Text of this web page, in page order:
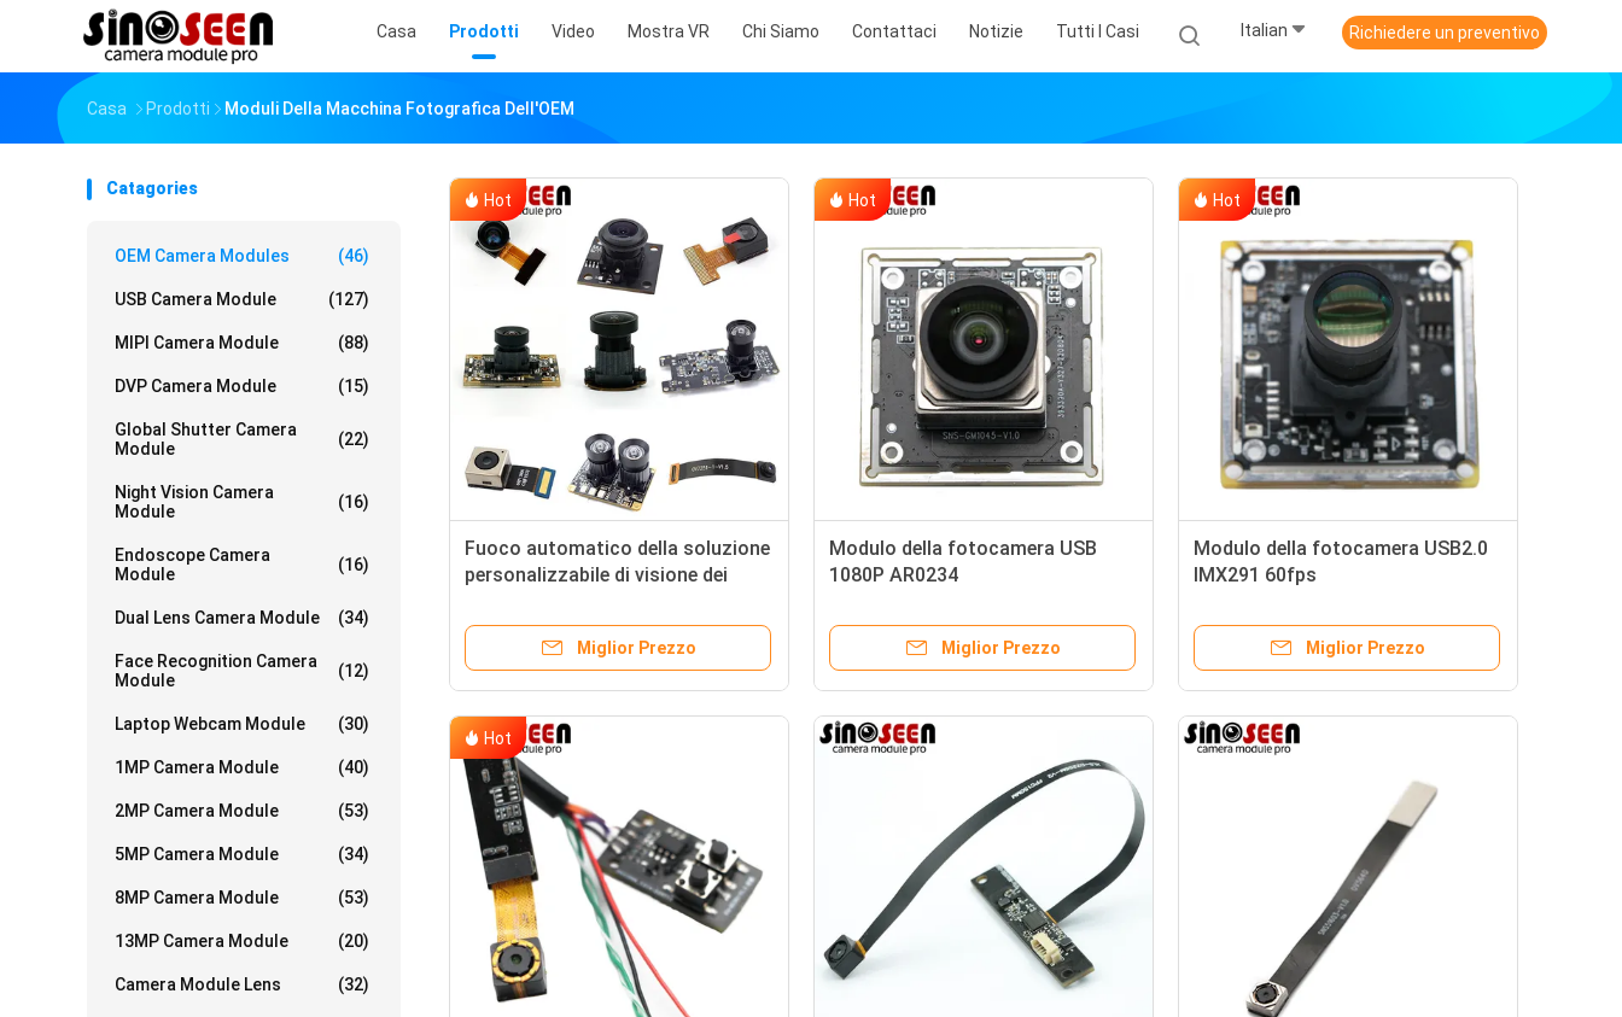
Casa Prodotti Video Mostra VR Chi Siamo Contattaci Notizie Tutti I Casi Italian Richiedere un preventivo
Casa Prodotti Moduli Della Macchina Fotografica Dell'OEM
Catagories
OEM Camera Modules (46)
USB Camera Module (127)
MIPI Camera Module (88)
DVP Camera Module (15)
Global Shutter Camera
Module
(22)
Night Vision Camera
Module
(16)
Endoscope Camera
Module
(16)
Dual Lens Camera Module (34)
Face Recognition Camera
Module
(12)
Laptop Webcam Module (30)
1MP Camera Module (40)
2MP Camera Module (53)
5MP Camera Module (34)
8MP Camera Module (53)
13MP Camera Module (20)
Camera Module Lens (32)
Hot
Fuoco automatico della soluzione
personalizzabile di visione dei
dell'OEM di USB MIPI DVP
Miglior Prezzo
Hot
Modulo della fotocamera USB
1080P AR0234
Miglior Prezzo
Hot
Modulo della fotocamera USB2.0
IMX291 60fps
Miglior Prezzo
Hot